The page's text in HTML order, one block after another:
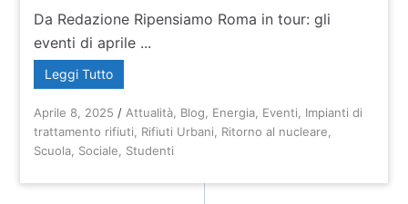
Da Redazione Ripensiamo Roma in tour: gli
eventi di aprile ...
Leggi Tutto
Aprile 8, 2025 / Attualità Blog Energia Eventi
Impianti di
trattamento rifiuti
Rifiuti Urbani Ritorno al nucleare
Scuola Sociale Studenti